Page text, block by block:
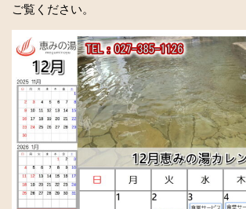
ご覧ください。